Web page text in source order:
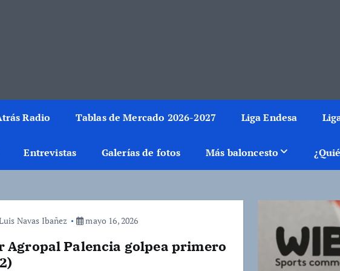
Radio Tablas de Mercado 2026-2027 Liga Endesa
Entrevistas Galerías de fotos Más baloncesto
Navas Ibañez mayo 16, 2026
Agropal Palencia golpea primero